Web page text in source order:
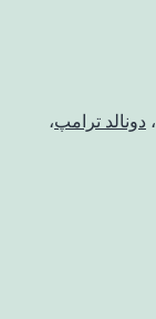
، دونالد ترامپ،